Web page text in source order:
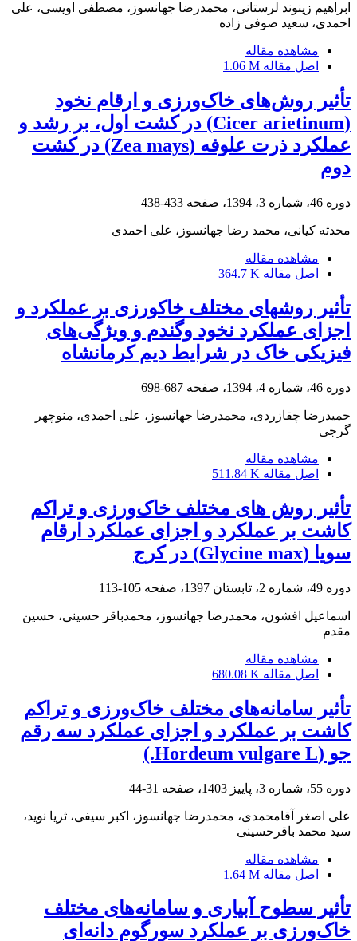
ابراهیم زینوند لرستانی، محمدرضا جهانسوز، مصطفی اویسی، علی
احمدی، سعید صوفی زاده
مشاهده مقاله
اصل مقاله 1.06 M
تأثیر روش‌های خاک‌ورزی و ارقام نخود
(Cicer arietinum) در کشت اول، بر رشد و
عملکرد ذرت علوفه (Zea mays) در کشت
دوم
دوره 46، شماره 3، 1394، صفحه 433-438
محدثه کیانی، محمد رضا جهانسوز، علی احمدی
مشاهده مقاله
اصل مقاله 364.7 K
تأثیر روش‎های مختلف خاک‎ورزی بر عملکرد و
اجزای عملکرد نخود وگندم و ویژگی‌های
فیزیکی خاک در شرایط دیم کرمانشاه
دوره 46، شماره 4، 1394، صفحه 687-698
حمیدرضا چقازردی، محمدرضا جهانسوز، علی احمدی، منوچهر
گرجی
مشاهده مقاله
اصل مقاله 511.84 K
تأثیر روش های مختلف خاک‌ورزی و تراکم‌
کاشت بر عملکرد و اجزای عملکرد ارقام
سویا (Glycine max) در کرج
دوره 49، شماره 2، تابستان 1397، صفحه 105-113
اسماعیل افشون، محمدرضا جهانسوز، محمدباقر حسینی، حسین
مقدم
مشاهده مقاله
اصل مقاله 680.08 K
تأثیر سامانه‌های مختلف خاک‌ورزی و تراکم
کاشت بر عملکرد و اجزای عملکرد سه رقم
جو (Hordeum vulgare L.)
دوره 55، شماره 3، پاییز 1403، صفحه 31-44
علی اصغر آقامحمدی، محمدرضا جهانسوز، اکبر سیفی، ثریا نوید،
سید محمد باقرحسینی
مشاهده مقاله
اصل مقاله 1.64 M
تأثیر سطوح آبیاری و سامانه‌های مختلف
خاک‌ورزی بر عملکرد سورگوم دانه‌ای